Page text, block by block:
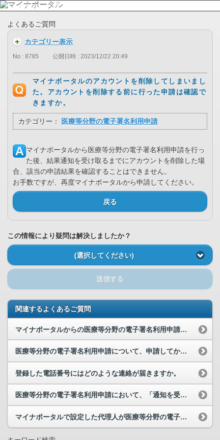
よくあるご質問
カテゴリー表示
No : 8785 公開日時 : 2023/12/22 20:49
マイナポータルのアカウントを削除してしまいまし
た。アカウントを削除する前に行った申請は確認で
きますか。
カテゴリー： 医療等分野の電子署名利用申請
マイナポータルから医療等分野の電子署名利用申請を行っ
た後、結果通知を受け取るまでにアカウントを削除した場
合、該当の申請結果を確認することはできません。
お手数ですが、再度マイナポータルから申請してください。
戻る
この情報により疑問は解決しましたか？
(選択してください)
送信する
関連するよくあるご質問
マイナポータルからの医療等分野の電子署名利用申請の手続が完了しているかどのように確認すればよい...
医療等分野の電子署名利用申請について、申請してからどのくらいの日数で対応が完了しますか。
登録した電話番号にはどのような連絡が届きますか。
医療等分野の電子署名利用申請において、「通知を受け取る」に設定するとどのような連絡が届きますか。
マイナポータルで設定した代理人が医療等分野の電子署名利用申請の手続を行うことはできますか。